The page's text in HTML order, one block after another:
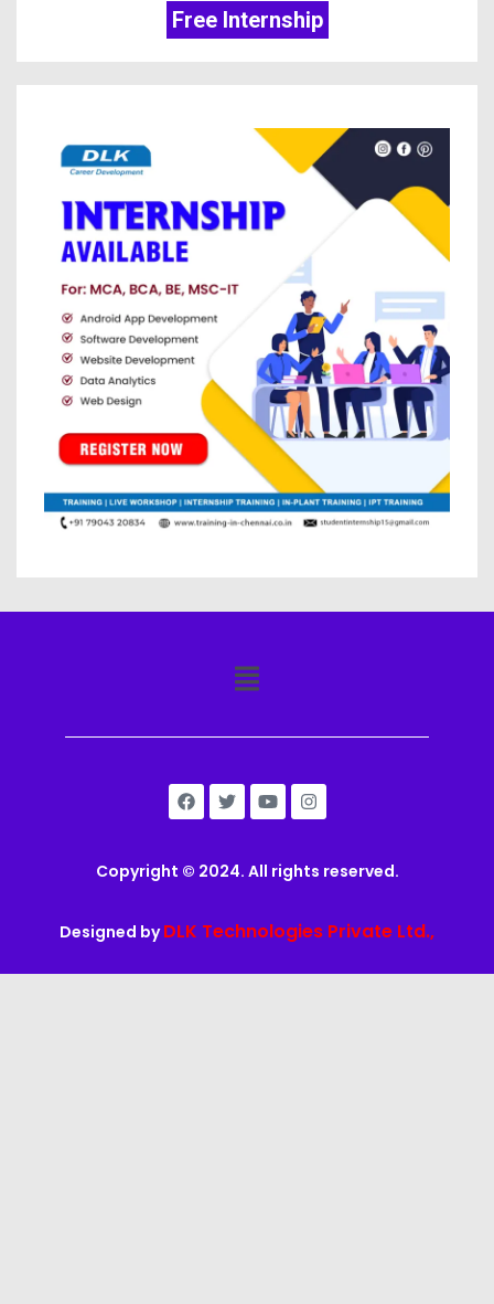
Free Internship
Copyright © 2024. All rights reserved.
Designed byDLK Technologies Private Ltd.,